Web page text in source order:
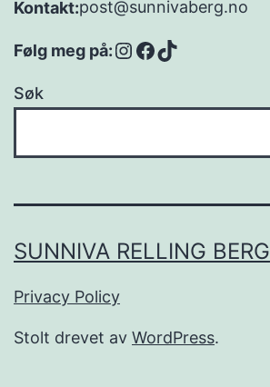
Kontakt:post@sunnivaberg.no
Følg meg på:Instagram
Facebook
TikTok
Søk
SUNNIVA RELLING BERG
Privacy Policy
Stolt drevet av WordPress.